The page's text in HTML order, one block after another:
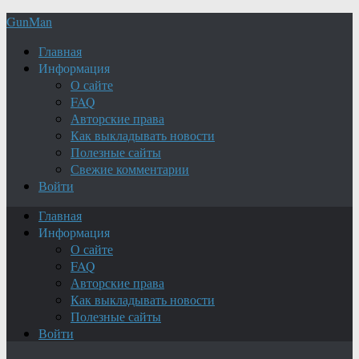
GunMan
Главная
Информация
О сайте
FAQ
Авторские права
Как выкладывать новости
Полезные сайты
Свежие комментарии
Войти
Главная
Информация
О сайте
FAQ
Авторские права
Как выкладывать новости
Полезные сайты
Войти